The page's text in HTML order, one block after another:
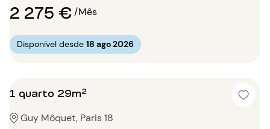
2 275 €/Mês
Disponível desde 18 ago 2026
1 quarto 29m²
Guy Môquet, Paris 18